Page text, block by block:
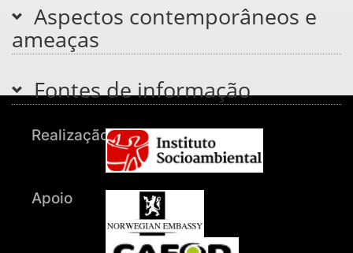
Aspectos contemporâneos e
ameaças
Fontes de informação